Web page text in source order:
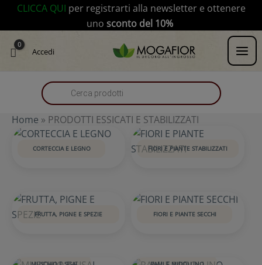
contenuto
CLICCA QUI per registrarti alla newsletter e ottenere
uno sconto del 10%
Accedi
Products
search
Home » PRODOTTI ESSICATI E STABILIZZATI
CORTECCIA E LEGNO FIORI E PIANTE STABILIZZATI
FRUTTA, PIGNE E SPEZIE FIORI E PIANTE SECCHI
modal-check